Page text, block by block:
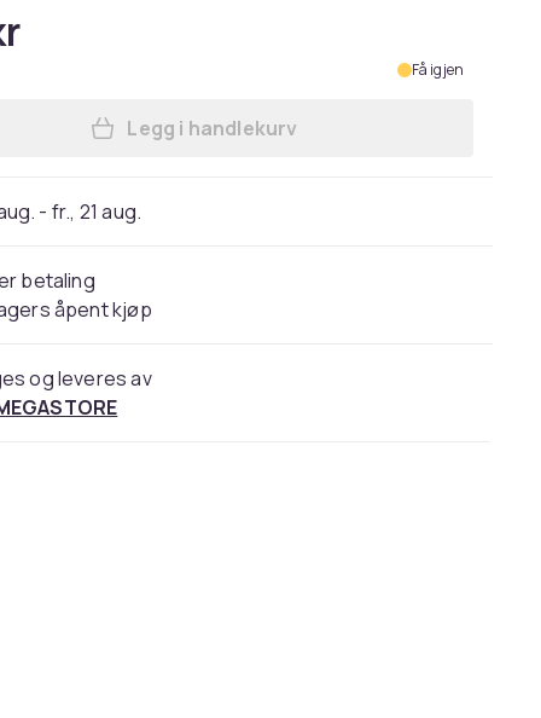
Få igjen
Legg Mascot pingvin med barn 25
Legg i handlekurv
- fr., 21 aug.
betaling
åpent kjøp
og leveres av